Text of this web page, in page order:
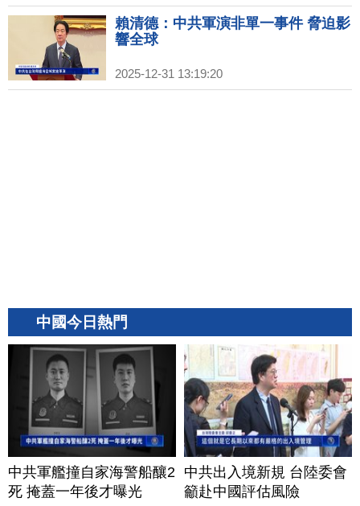
賴清德：中共軍演非單一事件 脅迫影
響全球
2025-12-31 13:19:20
中國今日熱門
中共軍艦撞自家海警船釀2
死 掩蓋一年後才曝光
中共出入境新規 台陸委會
籲赴中國評估風險